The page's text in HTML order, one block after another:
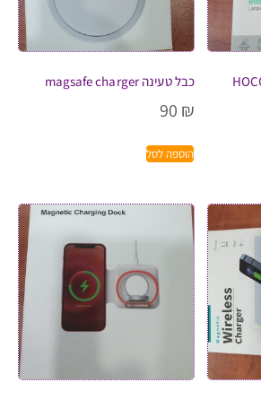
כבל טעינה magsafe charger
90 ₪
הוספה לסל